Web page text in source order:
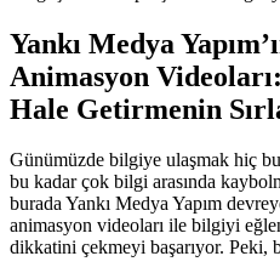
Yankı Medya
Animasyon
Hale Getirmenin
Günümüzde bilgiye ulaşmak hiç
bu kadar çok bilgi arasında
burada Yankı Medya Yapım
animasyon videoları ile bilgiyi
dikkatini çekmeyi başarıyor. Peki,